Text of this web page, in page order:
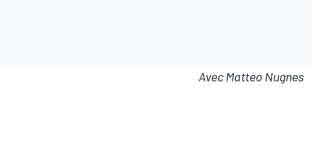
Avec Matteo Nugnes